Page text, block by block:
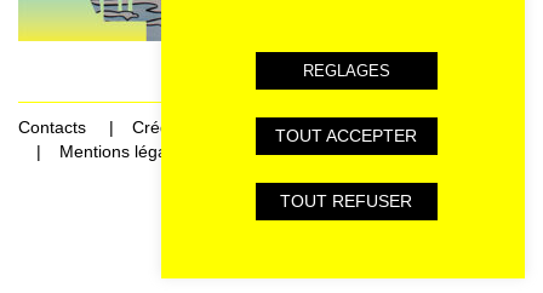
Contacts
Crédits
Mentions légales et données personnelles
REGLAGES
TOUT ACCEPTER
TOUT REFUSER